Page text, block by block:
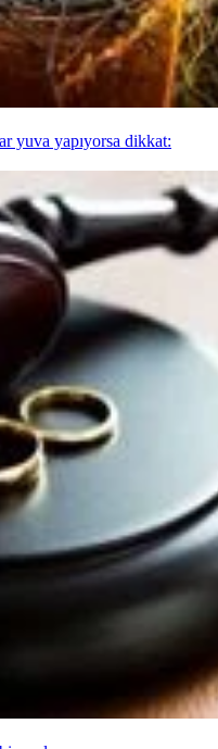
yuva yapıyorsa dikkat: